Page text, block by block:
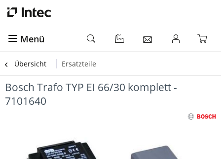
Menü
Übersicht Ersatzteile
Bosch Trafo TYP EI 66/30 komplett -
7101640